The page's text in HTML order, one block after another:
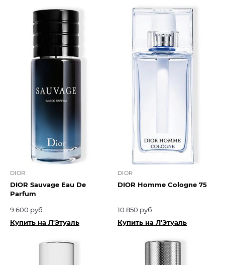
DIOR
DIOR Sauvage Eau De
Parfum
9 600 руб.
Купить на Л'Этуаль
DIOR
DIOR Homme Cologne 75
10 850 руб.
Купить на Л'Этуаль